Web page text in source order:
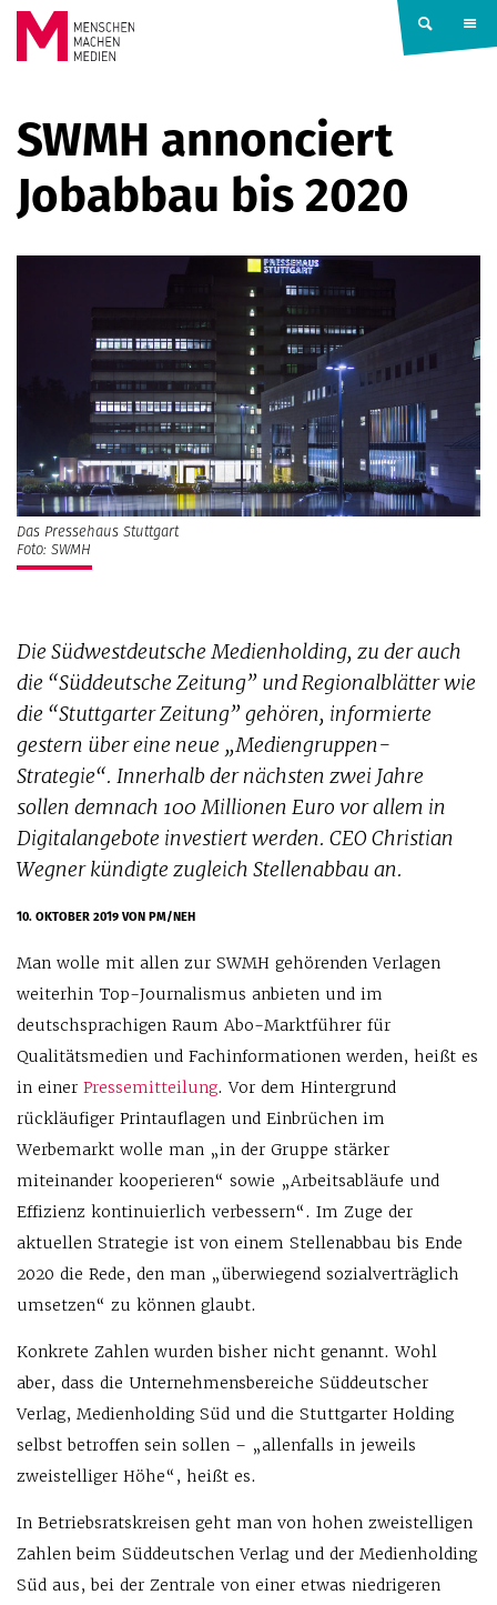
Springe zum Inhalt
MACHEN
MEDIEN
SWMH annonciert
Jobabbau bis 2020
Das Pressehaus Stuttgart
Foto: SWMH
Die Südwestdeutsche Medienholding, zu der auch
die “Süddeutsche Zeitung” und Regionalblätter wie
die “Stuttgarter Zeitung” gehören, informierte
gestern über eine neue „Mediengruppen-
Strategie“. Innerhalb der nächsten zwei Jahre
sollen demnach 100 Millionen Euro vor allem in
Digitalangebote investiert werden. CEO Christian
Wegner kündigte zugleich Stellenabbau an.
10. OKTOBER 2019VON PM/NEH
Man wolle mit allen zur SWMH gehörenden Verlagen
weiterhin Top-Journalismus anbieten und im
deutschsprachigen Raum Abo-Marktführer für
Qualitätsmedien und Fachinformationen werden, heißt es
in einer Pressemitteilung. Vor dem Hintergrund
rückläufiger Printauflagen und Einbrüchen im
Werbemarkt wolle man „in der Gruppe stärker
miteinander kooperieren“ sowie „Arbeitsabläufe und
Effizienz kontinuierlich verbessern“. Im Zuge der
aktuellen Strategie ist von einem Stellenabbau bis Ende
2020 die Rede, den man „überwiegend sozialverträglich
umsetzen“ zu können glaubt.
Konkrete Zahlen wurden bisher nicht genannt. Wohl
aber, dass die Unternehmensbereiche Süddeutscher
Verlag, Medienholding Süd und die Stuttgarter Holding
selbst betroffen sein sollen – „allenfalls in jeweils
zweistelliger Höhe“, heißt es.
In Betriebsratskreisen geht man von hohen zweistelligen
Zahlen beim Süddeutschen Verlag und der Medienholding
Süd aus, bei der Zentrale von einer etwas niedrigeren